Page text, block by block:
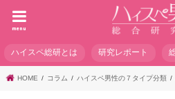
menu
ハイスペ総研とは 研究レポート
HOME コラム ハイスペ男性の７タイプ分類